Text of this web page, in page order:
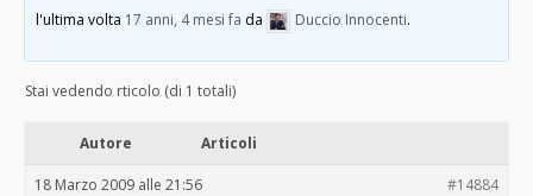
l'ultima volta 17 anni, 4 mesi fa da Duccio Innocenti.
Stai vedendo rticolo (di 1 totali)
Autore Articoli
18 Marzo 2009 alle 21:56 #14884